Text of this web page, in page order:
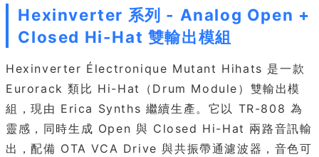
Hexinverter 系列 - Analog Open +
Closed Hi-Hat 雙輸出模組
Hexinverter Électronique Mutant Hihats 是一款
Eurorack 類比 Hi-Hat（Drum Module）雙輸出模
組，現由 Erica Synths 繼續生產。它以 TR-808 為
靈感，同時生成 Open 與 Closed Hi-Hat 兩路音訊輸
出，配備 OTA VCA Drive 與共振帶通濾波器，音色可